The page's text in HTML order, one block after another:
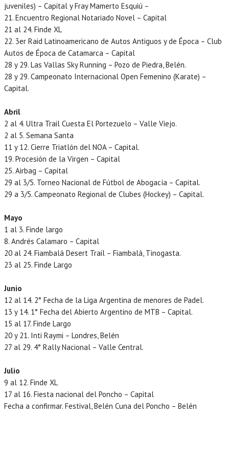
juveniles) – Capital y Fray Mamerto Esquiú –
21. Encuentro Regional Notariado Novel – Capital
21 al 24. Finde XL
22. 3er Raid Latinoamericano de Autos Antiguos y de Época – Club
Autos de Época de Catamarca – Capital
28 y 29. Las Vallas Sky Running – Pozo de Piedra, Belén.
28 y 29. Campeonato Internacional Open Femenino (Karate) –
Capital.
Abril
2 al 4. Ultra Trail Cuesta El Portezuelo – Valle Viejo.
2 al 5. Semana Santa
11 y 12. Cierre Triatlón del NOA – Capital.
19. Procesión de la Virgen – Capital
25. Airbag – Capital
29 al 3/5. Torneo Nacional de Fútbol de Abogacía – Capital.
29 a 3/5. Campeonato Regional de Clubes (Hockey) – Capital.
Mayo
1 al 3. Finde largo
8. Andrés Calamaro – Capital
20 al 24. Fiambalá Desert Trail – Fiambalá, Tinogasta.
23 al 25. Finde Largo
Junio
12 al 14. 2° Fecha de la Liga Argentina de menores de Padel.
13 y 14. 1° Fecha del Abierto Argentino de MTB – Capital.
15 al 17. Finde Largo
20 y 21. Inti Raymi – Londres, Belén
27 al 29. 4° Rally Nacional – Valle Central.
Julio
9 al 12. Finde XL
17 al 16. Fiesta nacional del Poncho – Capital
Fecha a confirmar. Festival, Belén Cuna del Poncho – Belén